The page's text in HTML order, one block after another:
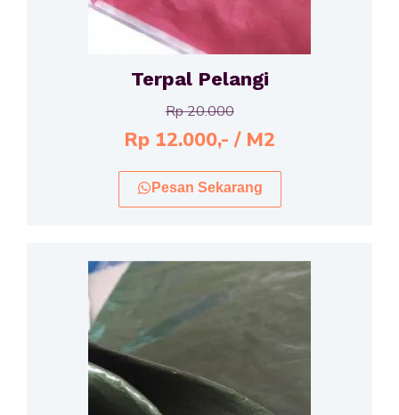
Terpal Pelangi
Rp 20.000
Rp 12.000,- / M2
Pesan Sekarang